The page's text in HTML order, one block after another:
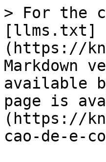
> For the
[llms.txt]
(https://
Markdown
available
page is
(https://
cao-de-e-